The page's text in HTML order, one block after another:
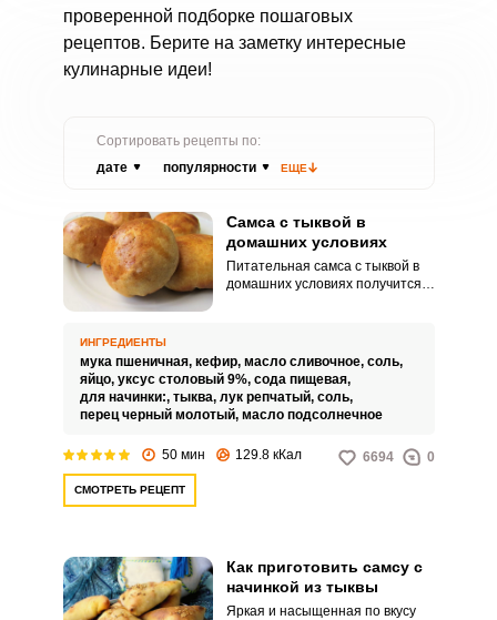
проверенной подборке пошаговых
рецептов. Берите на заметку интересные
кулинарные идеи!
Сортировать рецепты по:
дате
популярности ЕЩЕ
Самса с тыквой в
домашних условиях
Питательная самса с тыквой в
домашних условиях получится
закуски.
ИНГРЕДИЕНТЫ
мука пшеничная, кефир, масло сливочное, соль,
яйцо, уксус столовый 9%, сода пищевая,
для начинки:, тыква, лук репчатый, соль,
перец черный молотый, масло подсолнечное
50 мин 129.8 кКал 6694 0
СМОТРЕТЬ РЕЦЕПТ
Как приготовить самсу с
начинкой из тыквы
Яркая и насыщенная по вкусу